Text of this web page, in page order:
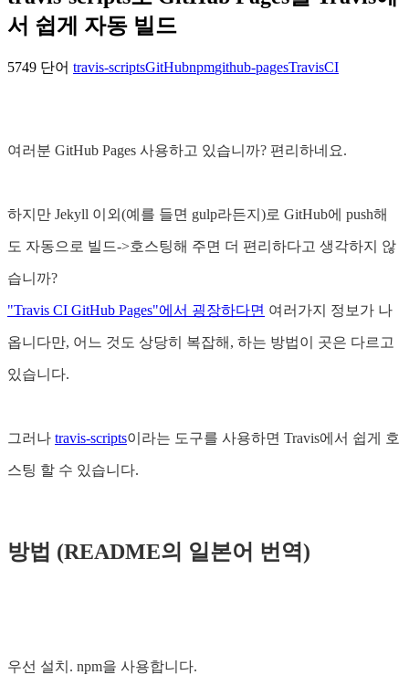
서 쉽게 자동 빌드
5749 단어 travis-scriptsGitHubnpmgithub-pagesTravisCI
여러분 GitHub Pages 사용하고 있습니까? 편리하네요.
하지만 Jekyll 이외(예를 들면 gulp라든지)로 GitHub에 push해
도 자동으로 빌드->호스팅해 주면 더 편리하다고 생각하지 않
습니까?
"Travis CI GitHub Pages"에서 굉장하다면 여러가지 정보가 나
옵니다만, 어느 것도 상당히 복잡해, 하는 방법이 곳은 다르고
있습니다.
그러나 travis-scripts이라는 도구를 사용하면 Travis에서 쉽게 호
스팅 할 수 있습니다.
방법 (README의 일본어 번역)
우선 설치. npm을 사용합니다.